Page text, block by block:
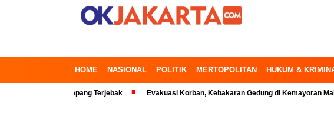
HOME NASIONAL POLITIK MERTOPOLITAN HUKUM &
Penumpang Terjebak Evakuasi Korban, Kebakaran Gedung di Kemayoran Makin